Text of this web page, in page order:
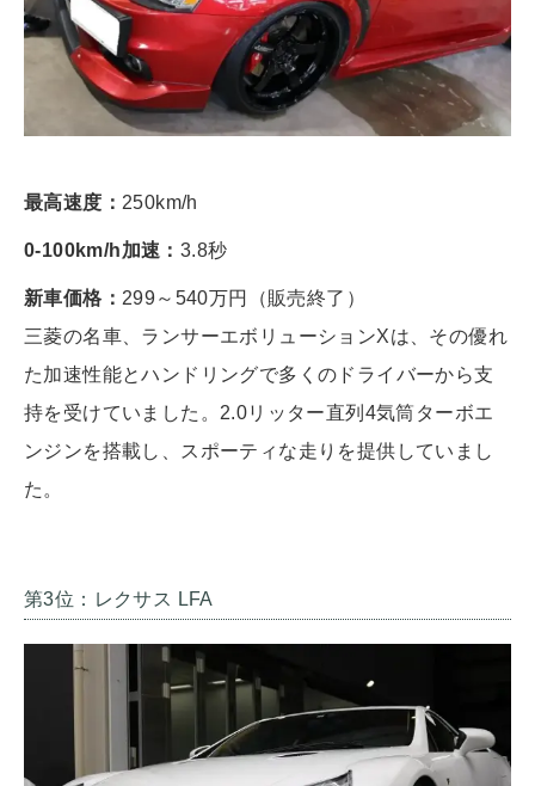
最高速度： 250km/h
0-100km/h加速： 3.8秒
新車価格： 299～540万円（販売終了）
三菱の名車、ランサーエボリューションXは、その優れ
た加速性能とハンドリングで多くのドライバーから支
持を受けていました。2.0リッター直列4気筒ターボエ
ンジンを搭載し、スポーティな走りを提供していまし
た。
第3位：レクサス LFA